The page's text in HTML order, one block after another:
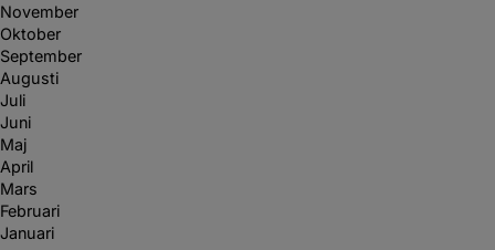
November
Oktober
September
Augusti
Juli
Juni
Maj
April
Mars
Februari
Januari